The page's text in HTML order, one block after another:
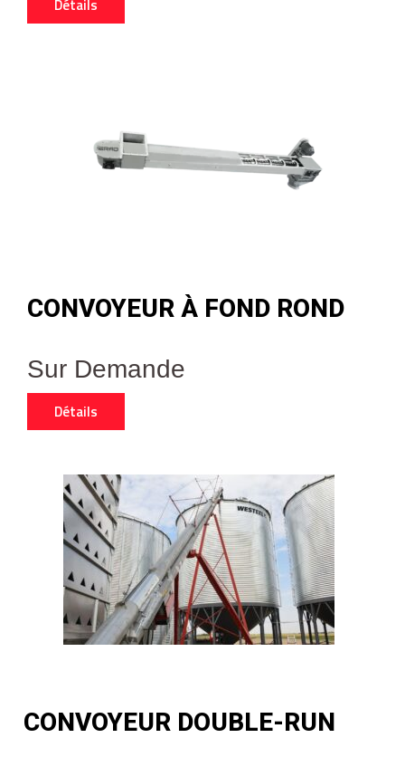
Détails
CONVOYEUR À FOND ROND
Sur Demande
Détails
CONVOYEUR DOUBLE-RUN